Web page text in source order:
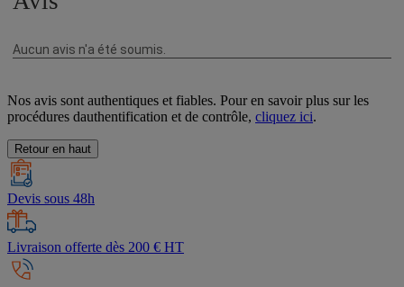
Nos avis sont authentiques et fiables. Pour en savoir plus sur les
procédures dauthentification et de contrôle, cliquez ici.
Retour en haut
Devis sous 48h
Livraison offerte dès 200 € HT